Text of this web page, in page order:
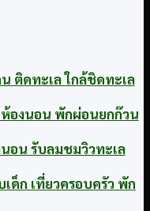
ติดทะเล ใกล้ชิดทะเล
ห้องนอน พักผ่อนยกก๊วน
อน รับลมชมวิวทะเล
ด็ก เที่ยวครอบครัว พัก